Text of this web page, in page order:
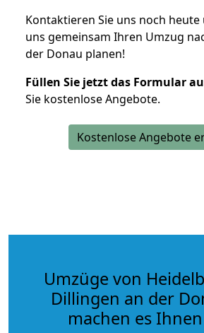
Kontaktieren Sie uns noch heute
uns gemeinsam Ihren Umzug
der Donau planen!
Füllen Sie jetzt das Formular
Sie kostenlose Angebote.
Kostenlose Angebote
Umzüge von
Dillingen an der
machen es